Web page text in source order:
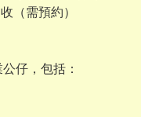
（需預約）
仔，包括：